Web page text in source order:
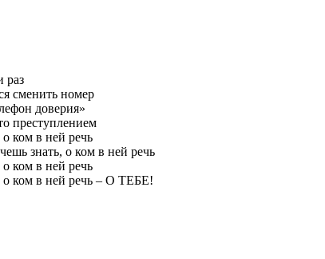
раз
сменить номер
доверия»
преступлением
ком в ней речь
знать, о ком в ней речь
ком в ней речь
о ком в ней речь – О ТЕБЕ!